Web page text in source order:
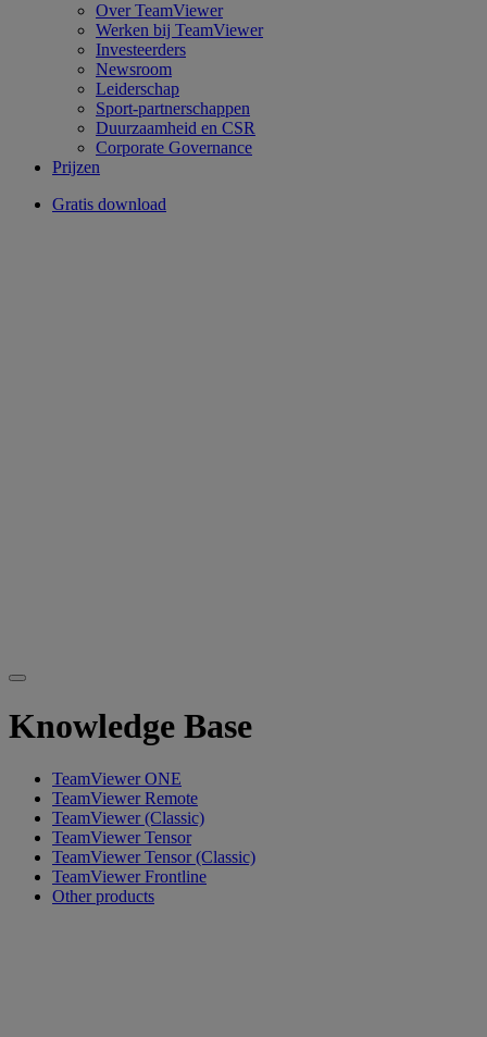
Over TeamViewer
Werken bij TeamViewer
Investeerders
Newsroom
Leiderschap
Sport-partnerschappen
Duurzaamheid en CSR
Corporate Governance
Prijzen
Gratis download
Knowledge Base
TeamViewer ONE
TeamViewer Remote
TeamViewer (Classic)
TeamViewer Tensor
TeamViewer Tensor (Classic)
TeamViewer Frontline
Other products